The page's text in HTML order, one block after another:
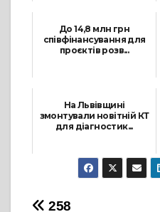
До 14,8 млн грн
співфінансування для
проєктів розв...
На Львівщині
змонтували новітній КТ
для діагностик...
3 Квітня, 2024
258